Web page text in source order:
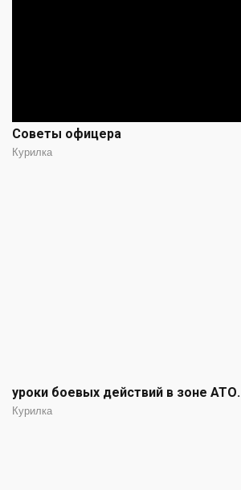
Советы офицера
Курилка
уроки боевых действий в зоне АТО.
Курилка